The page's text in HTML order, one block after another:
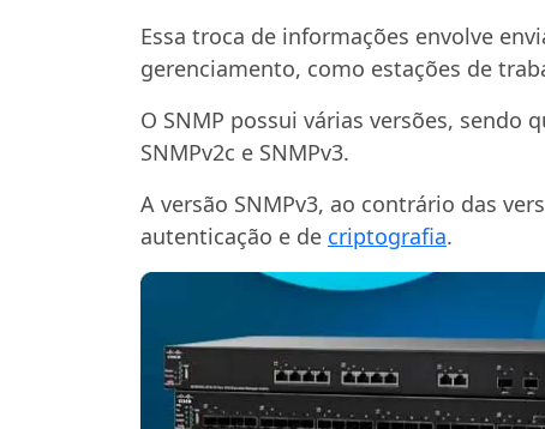
Essa troca de informações envolve
gerenciamento, como estações de
O SNMP possui várias versões, sendo
SNMPv2c e SNMPv3.
A versão SNMPv3, ao contrário das
autenticação e de criptografia.